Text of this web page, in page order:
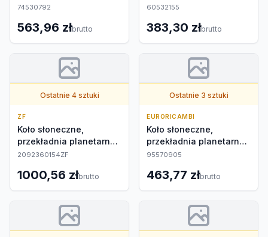
zewnętrzna
74530792
563,96 złbrutto
zewnętrzna
60532155
383,30 złbrutto
Ostatnie 4 sztuki
ZF
Koło słoneczne,
przekładnia planetarna
zewnętrzna
2092360154ZF
1000,56 złbrutto
Ostatnie 3 sztuki
EURORICAMBI
Koło słoneczne,
przekładnia planetarna
zewnętrzna
95570905
463,77 złbrutto